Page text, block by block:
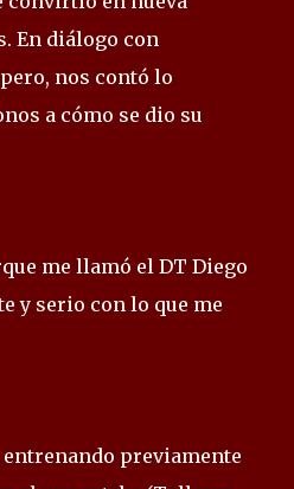
En diálogo con
nos contó lo
a cómo se dio su
me llamó el DT Diego
y serio con lo que me
previamente